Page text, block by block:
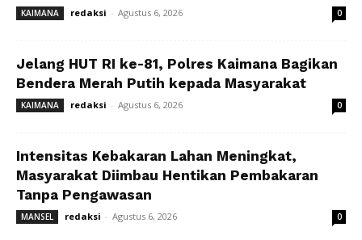
KAIMANA redaksi - Agustus 6, 2026 0
Jelang HUT RI ke-81, Polres Kaimana Bagikan
Bendera Merah Putih kepada Masyarakat
KAIMANA redaksi - Agustus 6, 2026 0
Intensitas Kebakaran Lahan Meningkat,
Masyarakat Diimbau Hentikan Pembakaran
Tanpa Pengawasan
MANSEL redaksi - Agustus 6, 2026 0